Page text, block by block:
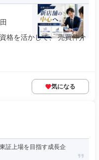
格を活かして、 売買仲介
気になる
証上場を目指す成長企